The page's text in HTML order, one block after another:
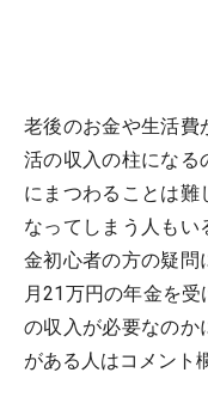
老後のお金や生活費
活の収入の柱になる
にまつわることは難
なってしまう人もい
金初心者の方の疑問
月21万円の年金を
の収入が必要なのか
がある人はコメント